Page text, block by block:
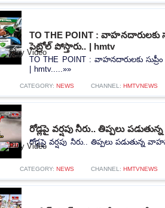
TO THE POINT : వాహనదారులకు
పెట్రోల్ పోస్తారు.. | hmtv
TO THE POINT : వాహనదారులకు
| hmtv.....»»
CATEGORY: NEWS CHANNEL: HMTVNEWS
రోడ్లపై వర్షపు నీరు.. తిప్పలు
రోడ్లపై వర్షపు నీరు.. తిప్పలు పడుతున్న
CATEGORY: NEWS CHANNEL: HMTVNEWS